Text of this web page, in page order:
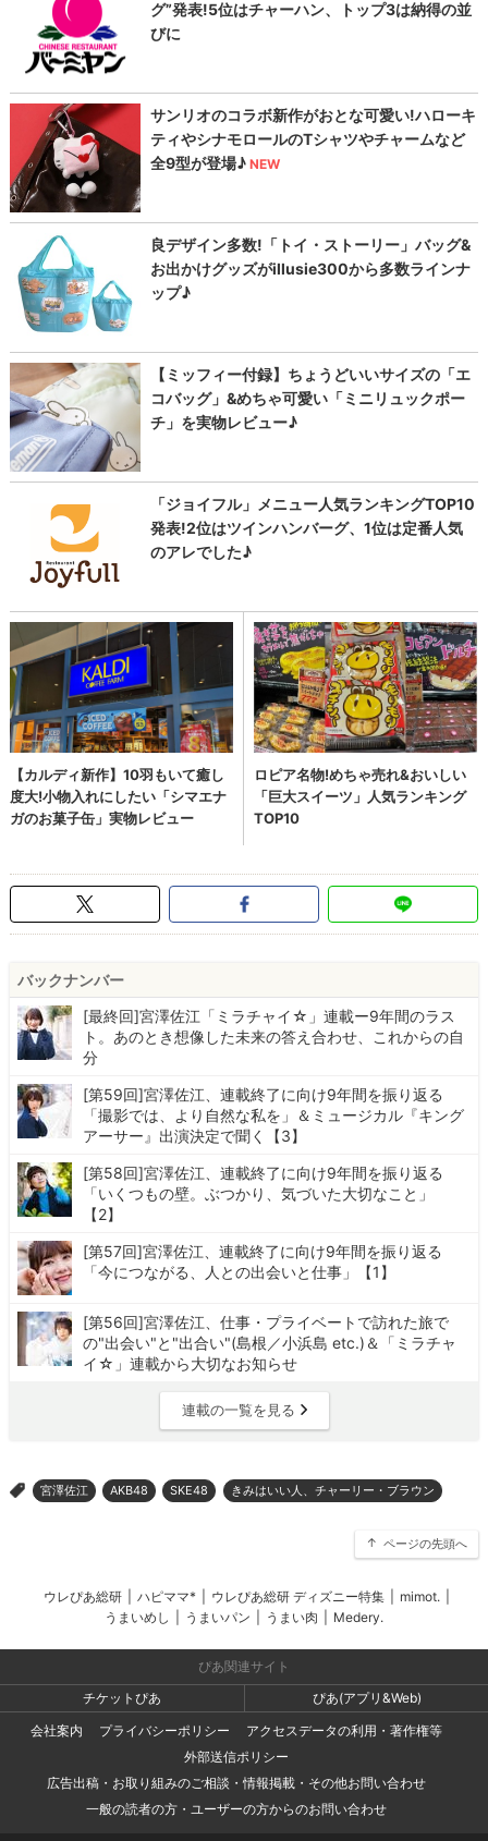
バックナンバー
[最終回]宮澤佐江「ミラチャイ☆」連載ー9年間のラス
ト。あのとき想像した未来の答え合わせ、これからの自
分
[第59回]宮澤佐江、連載終了に向け9年間を振り返る
「撮影では、より自然な私を」＆ミュージカル『キング
アーサー』出演決定で聞く【3】
[第58回]宮澤佐江、連載終了に向け9年間を振り返る
「いくつもの壁。ぶつかり、気づいた大切なこと」
【2】
[第57回]宮澤佐江、連載終了に向け9年間を振り返る
「今につながる、人との出会いと仕事」【1】
[第56回]宮澤佐江、仕事・プライベートで訪れた旅で
の"出会い"と"出合い"(島根／小浜島 etc.)＆「ミラチャ
イ☆」連載から大切なお知らせ
連載の一覧を見る
> 宮澤佐江 AKB48 SKE48 きみはいい人、チャーリー・ブラウン
ページの先頭へ
ウレぴあ総研 ハピママ* ウレぴあ総研 ディズニー特集 mimot.
うまいめし
うまいパン うまい肉 Medery.
ぴあ関連サイト
チケットぴあ
ぴあ(アプリ&Web)
会社案内
プライバシーポリシー
アクセスデータの利用・著作権等
外部送信ポリシー
広告出稿・お取り組みのご相談・情報掲載・その他お問い合わせ
一般の読者の方・ユーザーの方からのお問い合わせ